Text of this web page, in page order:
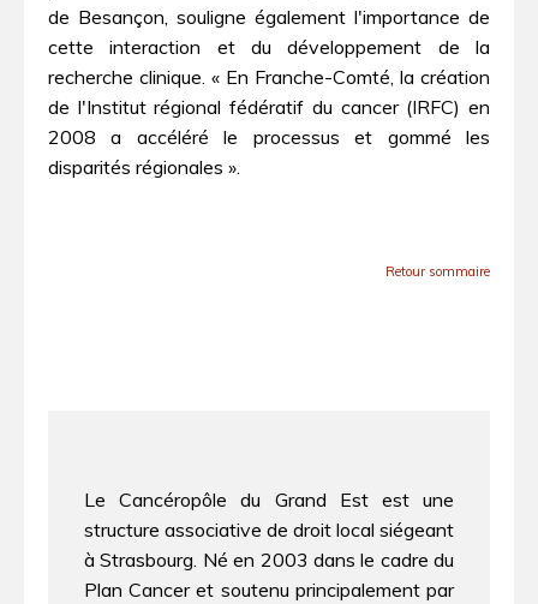
de Besançon, souligne également l'importance de
cette interaction et du développement de la
recherche clinique. « En Franche-Comté, la création
de l'Institut régional fédératif du cancer (IRFC) en
2008 a accéléré le processus et gommé les
disparités régionales ».
Retour sommaire
Le Cancéropôle du Grand Est est une
structure associative de droit local siégeant
à Strasbourg. Né en 2003 dans le cadre du
Plan Cancer et soutenu principalement par